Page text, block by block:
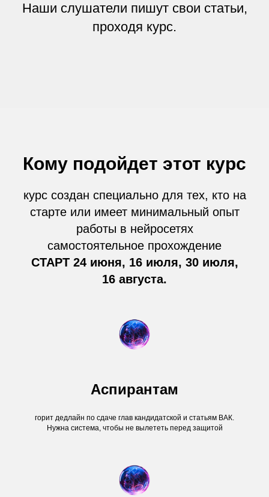
Наши слушатели пишут свои статьи,
проходя курс.
Кому подойдет этот курс
курс создан специально для тех, кто на
старте или имеет минимальный опыт
работы в нейросетях
самостоятельное прохождение
СТАРТ 24 июня, 16 июля, 30 июля,
16 августа.
Аспирантам
горит дедлайн по сдаче глав кандидатской и статьям ВАК.
Нужна система, чтобы не вылететь перед защитой